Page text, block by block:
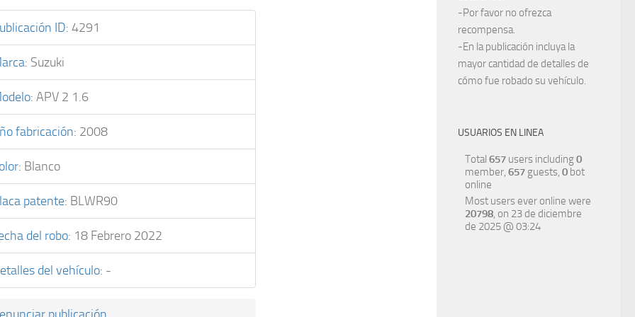
ID: 4291
: Suzuki
: APV 2 1.6
fabricación: 2008
: Blanco
patente: BLWR90
del robo: 18 Febrero 2022
del vehículo: -
-Por favor no ofrezca
recompensa.
-En la publicación incluya la
mayor cantidad de detalles de
cómo fue robado su vehículo.
USUARIOS EN LINEA
Total 657 users including0
member, 657 guests, 0 bot
online
Most users ever online were
20798, on 23 de diciembre
de 2025 @ 03:24